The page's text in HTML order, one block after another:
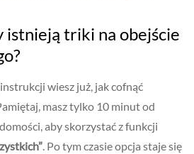
istnieją triki na obejście
wiesz już, jak cofnąć
masz tylko 10 minut od
aby skorzystać z funkcji
. Po tym czasie opcja staje się